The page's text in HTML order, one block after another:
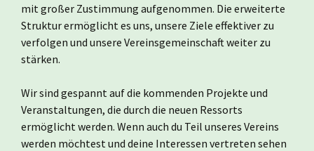
mit großer Zustimmung aufgenommen. Die erweiterte
Struktur ermöglicht es uns, unsere Ziele effektiver zu
verfolgen und unsere Vereinsgemeinschaft weiter zu
stärken.
Wir sind gespannt auf die kommenden Projekte und
Veranstaltungen, die durch die neuen Ressorts
ermöglicht werden. Wenn auch du Teil unseres Vereins
werden möchtest und deine Interessen vertreten sehen